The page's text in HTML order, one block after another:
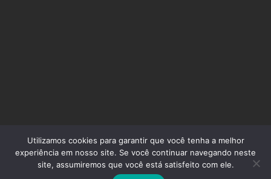
Inside Digital - Agência de Marketing Digital
Utilizamos cookies para garantir que você tenha a melhor
experiência em nosso site. Se você continuar navegando neste
site, assumiremos que você está satisfeito com ele.